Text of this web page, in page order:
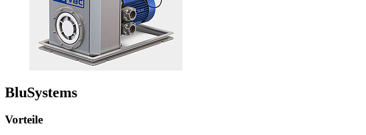
BluSystems
Vorteile